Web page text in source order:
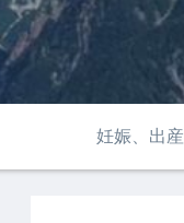
妊娠、出産